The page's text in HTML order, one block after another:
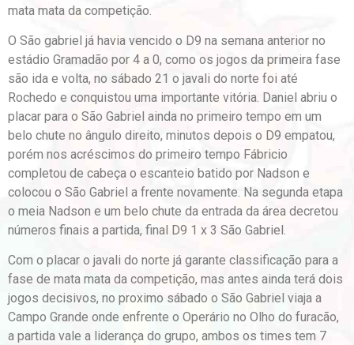
mata mata da competição.
O São gabriel já havia vencido o D9 na semana anterior no
estádio Gramadão por 4 a 0, como os jogos da primeira fase
são ida e volta, no sábado 21 o javali do norte foi até
Rochedo e conquistou uma importante vitória. Daniel abriu o
placar para o São Gabriel ainda no primeiro tempo em um
belo chute no ângulo direito, minutos depois o D9 empatou,
porém nos acréscimos do primeiro tempo Fábricio
completou de cabeça o escanteio batido por Nadson e
colocou o São Gabriel a frente novamente. Na segunda etapa
o meia Nadson e um belo chute da entrada da área decretou
números finais a partida, final D9 1 x 3 São Gabriel.
Com o placar o javali do norte já garante classificação para a
fase de mata mata da competição, mas antes ainda terá dois
jogos decisivos, no proximo sábado o São Gabriel viaja a
Campo Grande onde enfrente o Operário no Olho do furacão,
a partida vale a liderança do grupo, ambos os times tem 7